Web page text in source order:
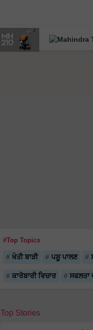
#Top Topics
ਖੇਤੀ ਬਾੜੀ ਪਸ਼ੂ ਪਾਲਣ
ਕਾਰੋਬਾਰੀ ਵਿਚਾਰ ਸਫਲਤਾ
Top Stories